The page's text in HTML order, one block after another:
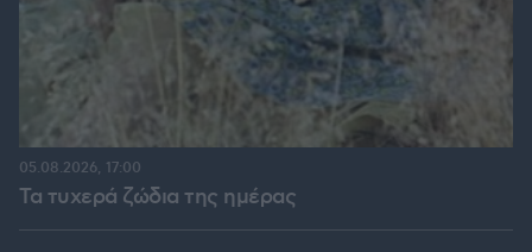
Τα τυχερά ζώδια της ημέρας
05.08.2026, 17:00